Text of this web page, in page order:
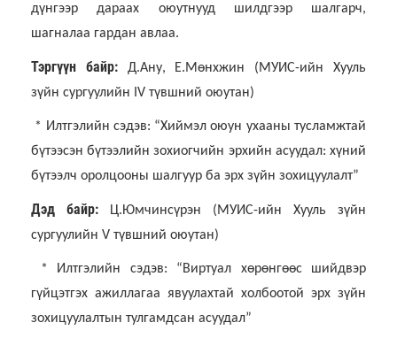
дүнгээр дараах оюутнууд шилдгээр шалгарч,
шагналаа гардан авлаа.
Тэргүүн байр:
Д.Ану, Е.Мөнхжин (МУИС-ийн Хууль
зүйн сургуулийн IV түвшний оюутан)
* Илтгэлийн сэдэв: “Хиймэл оюун ухааны тусламжтай
бүтээсэн бүтээлийн зохиогчийн эрхийн асуудал: хүний
бүтээлч оролцооны шалгуур ба эрх зүйн зохицуулалт”
Дэд байр: Ц.Юмчинсүрэн (МУИС-ийн Хууль зүйн
сургуулийн V түвшний оюутан)
* Илтгэлийн сэдэв: “Виртуал хөрөнгөөс шийдвэр
гүйцэтгэх ажиллагаа явуулахтай холбоотой эрх зүйн
зохицуулалтын тулгамдсан асуудал”